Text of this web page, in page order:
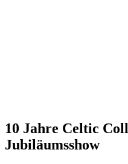
10 Jahre Celtic
Jubiläumsshow